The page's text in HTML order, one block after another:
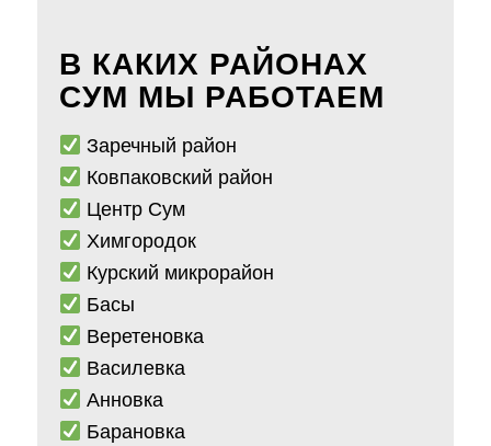
В КАКИХ РАЙОНАХ
СУМ МЫ РАБОТАЕМ
Заречный район
Ковпаковский район
Центр Сум
Химгородок
Курский микрорайон
Басы
Веретеновка
Василевка
Анновка
Барановка